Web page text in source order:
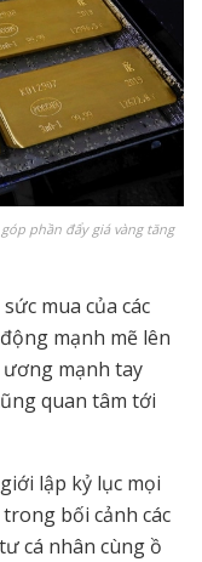
phần đẩy giá vàng tăng
mua của các
mạnh mẽ lên
mạnh tay
quan tâm tới
lập kỷ lục mọi
bối cảnh các
cá nhân cùng ồ